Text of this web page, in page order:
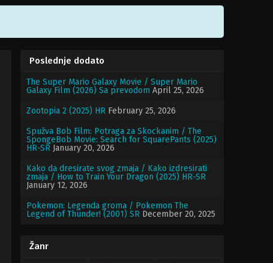
Poslednje dodato
The Super Mario Galaxy Movie / Super Mario
Galaxy Film (2026) Sa prevodom April 25, 2026
Zootopia 2 (2025) HR February 25, 2026
Spužva Bob Film: Potraga za Skockanim / The
SpongeBob Movie: Search for SquarePants (2025)
HR-SR January 20, 2026
Kako da dresirate svog zmaja / Kako izdresirati
zmaja / How to Train Your Dragon (2025) HR-SR
January 12, 2026
Pokemon: Legenda groma / Pokemon The
Legend of Thunder! (2001) SR December 20, 2025
Žanr